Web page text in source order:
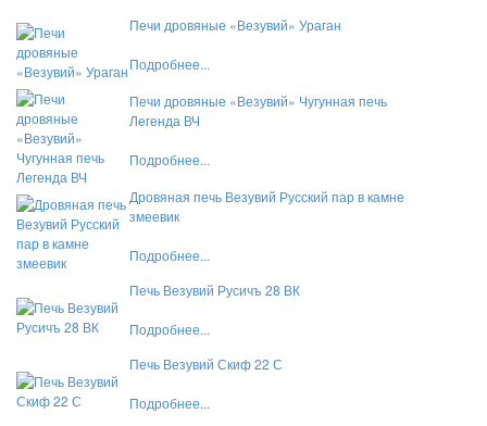
Печи дровяные «Везувий» Ураган
Подробнее...
Печи дровяные «Везувий» Чугунная печь
Легенда ВЧ
Подробнее...
Дровяная печь Везувий Русский пар в камне
змеевик
Подробнее...
Печь Везувий Русичъ 28 ВК
Подробнее...
Печь Везувий Скиф 22 С
Подробнее...